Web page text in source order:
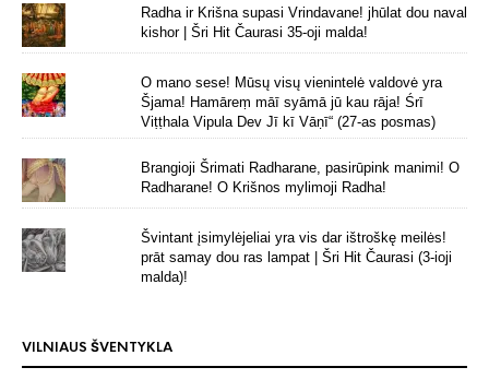
Radha ir Krišna supasi Vrindavane! jhūlat dou naval
kishor | Šri Hit Čaurasi 35-oji malda!
O mano sese! Mūsų visų vienintelė valdovė yra
Šjama! Hamāreṃ māī syāmā jū kau rāja! Śrī
Viṭṭhala Vipula Dev Jī kī Vāṇī“ (27-as posmas)
Brangioji Šrimati Radharane, pasirūpink manimi! O
Radharane! O Krišnos mylimoji Radha!
Švintant įsimylėjeliai yra vis dar ištroškę meilės!
prāt samay dou ras lampat | Šri Hit Čaurasi (3-ioji
malda)!
VILNIAUS ŠVENTYKLA